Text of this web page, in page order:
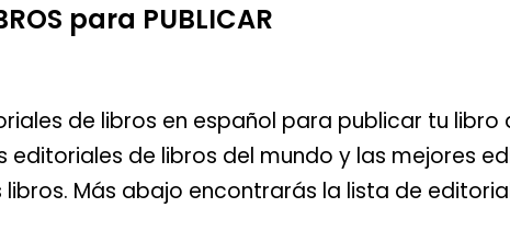
para PUBLICAR
de libros en español para publicar tu
editoriales de libros del mundo y las mejores
Más abajo encontrarás la lista de